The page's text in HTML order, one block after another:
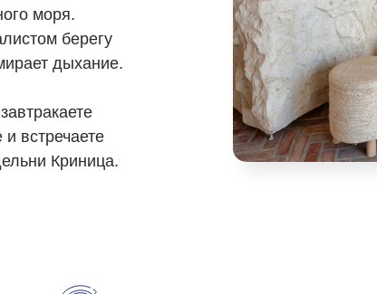
моря.
берегу
дыхание.
встречаете
Криница.